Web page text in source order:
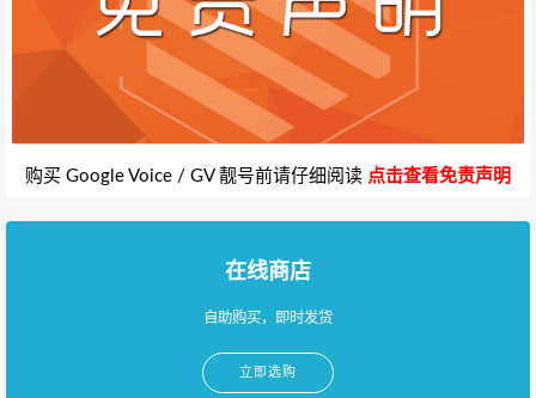
购买 Google Voice / GV 靓号前请仔细阅读 点击查看免责声明
在线商店
自助购买，即时发货
立即选购